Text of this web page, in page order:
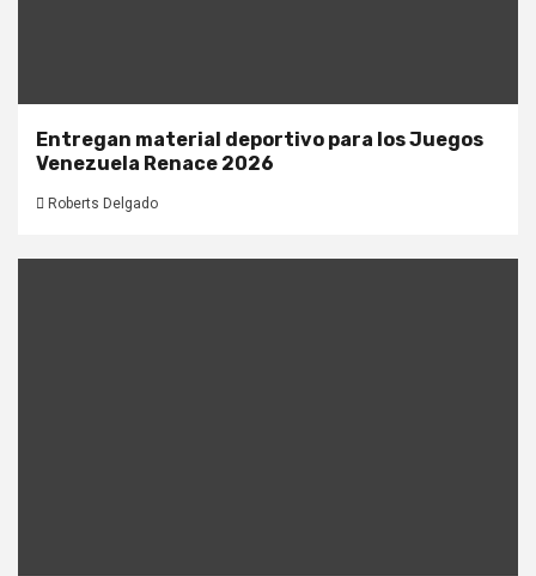
Entregan material deportivo para los Juegos
Venezuela Renace 2026
Roberts Delgado